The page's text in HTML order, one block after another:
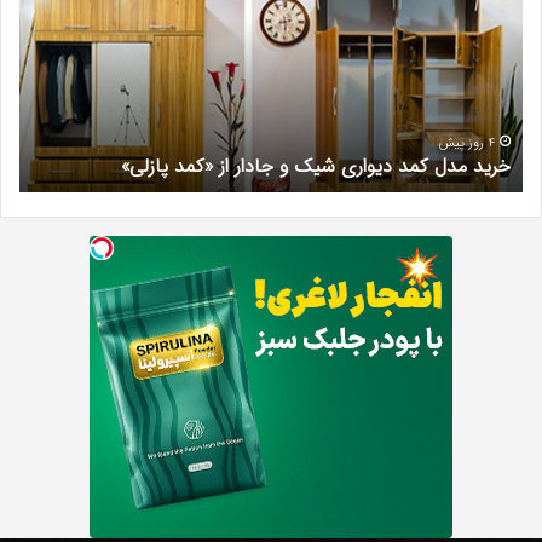
دیواری
شیک
جادار
از
«کمد
پازلی»
4 روز پیش
خرید مدل کمد دیواری شیک و جادار از «کمد پازلی»
در